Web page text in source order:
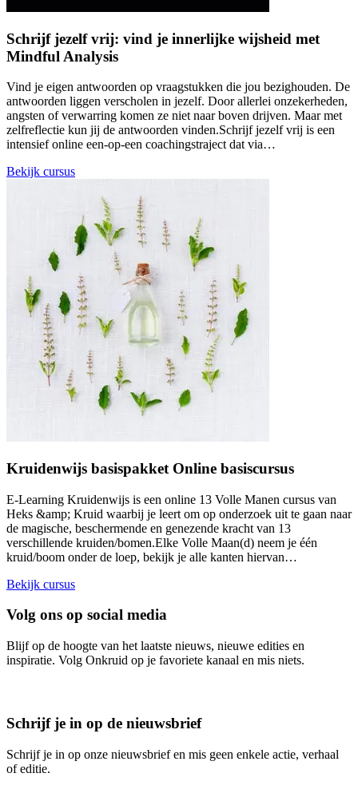
Schrijf jezelf vrij: vind je innerlijke wijsheid met
Mindful Analysis
Vind je eigen antwoorden op vraagstukken die jou bezighouden. De
antwoorden liggen verscholen in jezelf. Door allerlei onzekerheden,
angsten of verwarring komen ze niet naar boven drijven. Maar met
zelfreflectie kun jij de antwoorden vinden.Schrijf jezelf vrij is een
intensief online een-op-een coachingstraject dat via…
Bekijk cursus
Kruidenwijs basispakket Online basiscursus
E-Learning Kruidenwijs is een online 13 Volle Manen cursus van
Heks &amp; Kruid waarbij je leert om op onderzoek uit te gaan naar
de magische, beschermende en genezende kracht van 13
verschillende kruiden/bomen.Elke Volle Maan(d) neem je één
kruid/boom onder de loep, bekijk je alle kanten hiervan…
Bekijk cursus
Volg ons op social media
Blijf op de hoogte van het laatste nieuws, nieuwe edities en
inspiratie. Volg Onkruid op je favoriete kanaal en mis niets.
Schrijf je in op de nieuwsbrief
Schrijf je in op onze nieuwsbrief en mis geen enkele actie, verhaal
of editie.